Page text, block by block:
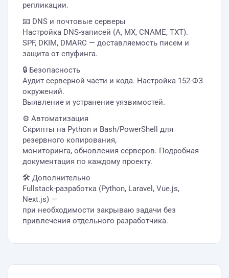
репликации.
📧 DNS и почтовые серверы
Настройка DNS-записей (A, MX, CNAME, TXT).
SPF, DKIM, DMARC — доставляемость писем и
защита от спуфинга.
🔒 Безопасность
Аудит серверной части и кода. Настройка 152-ФЗ
окружений.
Выявление и устранение уязвимостей.
⚙️ Автоматизация
Скрипты на Python и Bash/PowerShell для
резервного копирования,
мониторинга, обновления серверов. Подробная
документация по каждому проекту.
🛠 Дополнительно
Fullstack-разработка (Python, Laravel, Vue.js,
Next.js) —
при необходимости закрываю задачи без
привлечения отдельного разработчика.